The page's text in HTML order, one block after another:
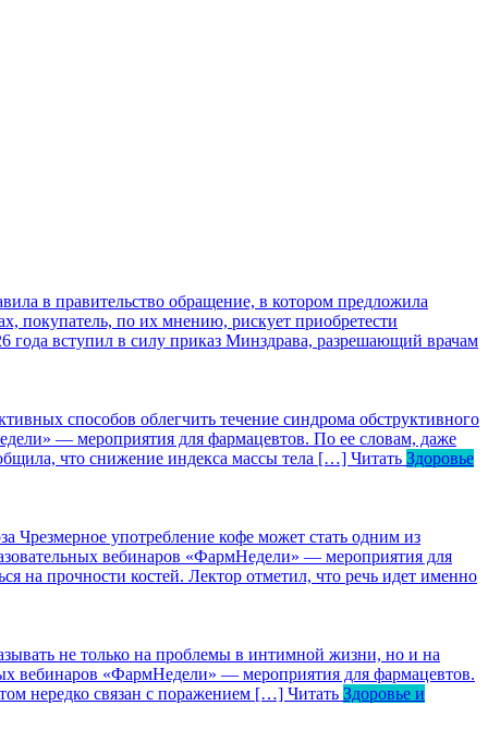
в правительство обращение, в котором предложила
покупатель, по их мнению, рискует приобретести
года вступил в силу приказ Минздрава, разрешающий врачам
способов облегчить течение синдрома обструктивного
— мероприятия для фармацевтов. По ее словам, даже
что снижение индекса массы тела […] Читать Здоровье
Чрезмерное употребление кофе может стать одним из
вебинаров «ФармНедели» — мероприятия для
на прочности костей. Лектор отметил, что речь идет именно
не только на проблемы в интимной жизни, но и на
вебинаров «ФармНедели» — мероприятия для фармацевтов.
нередко связан с поражением […] Читать Здоровье и